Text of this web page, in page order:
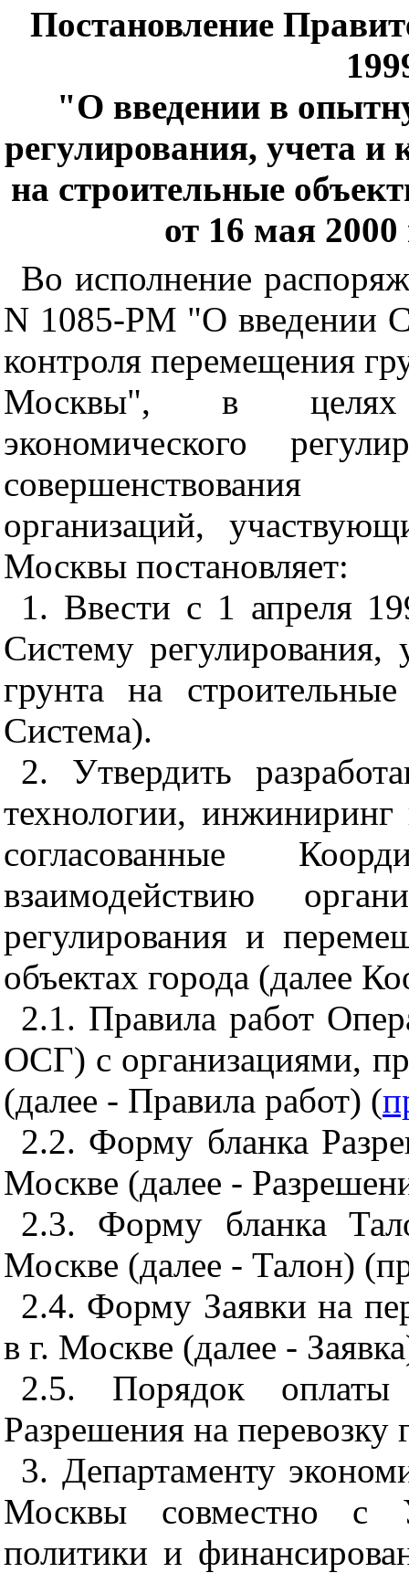
Постановление
"О введении в
регулирования, учета и
на строительные
от 16 мая 2000
Во исполнение
N 1085-РМ "О введении
контроля перемещения
Москвы", в целях
экономического
совершенствования
организаций,
Москвы постановляет:
1. Ввести с 1 апреля
Систему
грунта на
Система).
2. Утвердить
технологии,
согласованные
взаимодействию
регулирования и
объектах города (далее
2.1. Правила работ
ОСГ) с организациями,
(далее - Правила работ) (
2.2. Форму бланка
Москве (далее -
2.3. Форму бланка
Москве (далее - Талон)
2.4. Форму Заявки на
в г. Москве (далее -
2.5. Порядок
Разрешения на перевозку
3. Департаменту
Москвы совместно с
политики и